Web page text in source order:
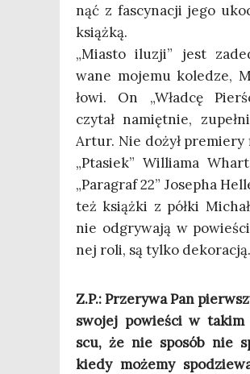
nąć z fascy­na­cji jego
książką.
„Mia­sto ilu­zji” jest
wa­ne moje­mu kole­dze,
ło­wi. On „Wład­cę
czy­tał namięt­nie,
Artur. Nie dożył pre­mie­ry
„Pta­siek” Wil­lia­ma
„Para­graf 22” Jose­pha
też książ­ki z pół­ki
nie odgry­wa­ją w
nej roli, są tyl­ko dekoracją.
Z.P.: Prze­ry­wa Pan
swo­jej powie­ści w
scu, że nie spo­sób nie
kie­dy może­my